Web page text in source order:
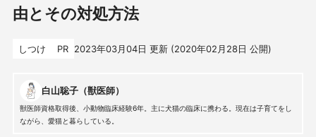
由とその対処方法
しつけ PR 2023年03月04日 更新 (2020年02月28日 公開)
白山聡子（獣医師）
獣医師資格取得後、小動物臨床経験6年。主に犬猫の臨床に携わる。現在は子育てをし
ながら、愛猫と暮らしている。